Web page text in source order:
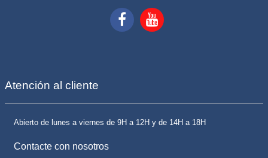
Atención al cliente
Abierto de lunes a viernes de 9H a 12H y de 14H a 18H
Contacte con nosotros